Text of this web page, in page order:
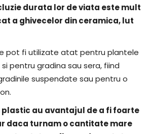
durata lor de viata este mult
a ghivecelor din ceramica, lut
pot fi utilizate atat pentru plantele
pentru gradina sau sera, fiind
suspendate sau pentru o
plastic au avantajul de a fi foarte
daca turnam o cantitate mare